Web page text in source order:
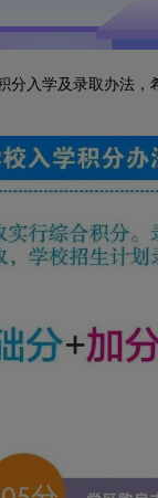
入学及录取办法，